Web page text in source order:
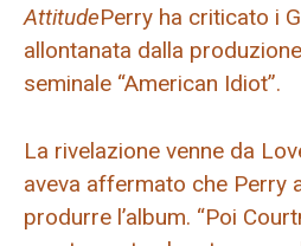
AttitudePerry ha criticato i
allontanata dalla
seminale “American Idiot”.
La rivelazione venne da
aveva affermato che Perry
produrre l’album. “Poi